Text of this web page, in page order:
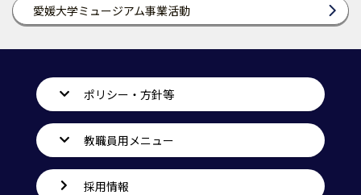
愛媛大学ミュージアム事業活動
ポリシー・方針等
教職員用メニュー
採用情報